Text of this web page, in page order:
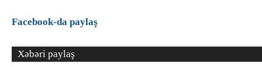
Facebook-da paylaş
Xəbəri paylaş